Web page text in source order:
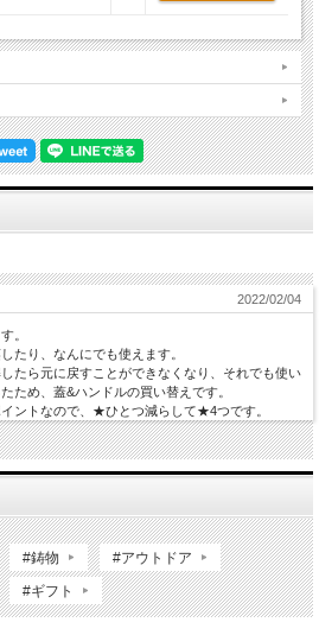
2022/02/04
。
たり、なんにでも使えます。
たら元に戻すことができなくなり、それでも使い
ため、蓋&ハンドルの買い替えです。
ントなので、★ひとつ減らして★4つです。
#鋳物 #アウトドア
#ギフト